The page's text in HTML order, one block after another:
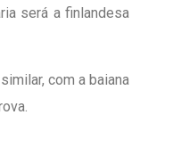
será a finlandesa
com a baiana